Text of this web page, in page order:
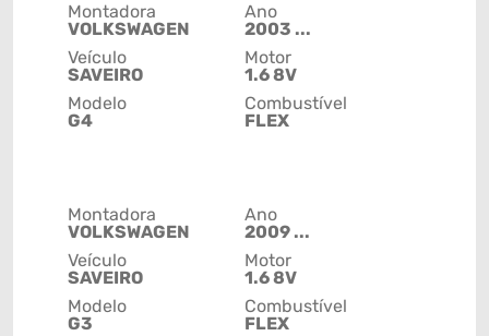
Montadora
VOLKSWAGEN
Veículo
SAVEIRO
Modelo
G4
Ano
2003 ...
Motor
1.6 8V
Combustível
FLEX
Montadora
VOLKSWAGEN
Veículo
SAVEIRO
Modelo
G3
Ano
2009 ...
Motor
1.6 8V
Combustível
FLEX